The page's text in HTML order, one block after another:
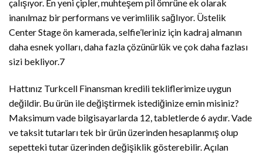
çalışıyor. En yeni çipler, muhteşem pil ömrüne ek olarak
inanılmaz bir performans ve verimlilik sağlıyor. Üstelik
Center Stage ön kamerada, selfie’leriniz için kadraj almanın
daha esnek yolları, daha fazla çözünürlük ve çok daha fazlası
sizi bekliyor.7
Hattınız Turkcell Finansman kredili tekliflerimize uygun
değildir. Bu ürün ile değiştirmek istediğinize emin misiniz?
Maksimum vade bilgisayarlarda 12, tabletlerde 6 aydır. Vade
ve taksit tutarları tek bir ürün üzerinden hesaplanmış olup
sepetteki tutar üzerinden değişiklik gösterebilir. Açılan